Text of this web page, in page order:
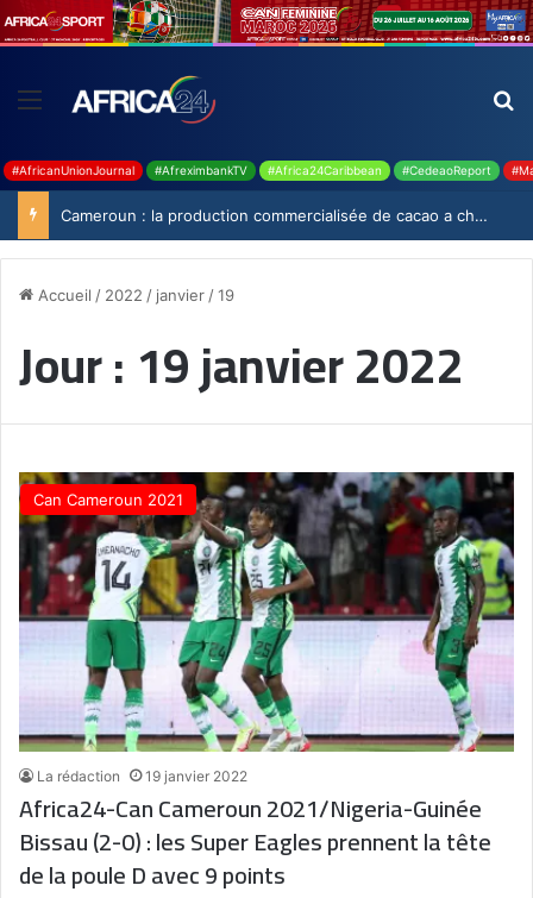
#AfricanUnionJournal #AfreximbankTV #Africa24Caribbean #CedeaoReport
Cameroun : la production commercialisée de cacao a chuté de 19,9% durant la saison 2025-2026
Accueil / 2022 / janvier /19
Jour :19 janvier 2022
Can Cameroun 2021
La rédaction 19 janvier 2022
Africa24-Can Cameroun 2021/Nigeria-Guinée
Bissau (2-0) : les Super Eagles prennent la tête
de la poule D avec 9 points